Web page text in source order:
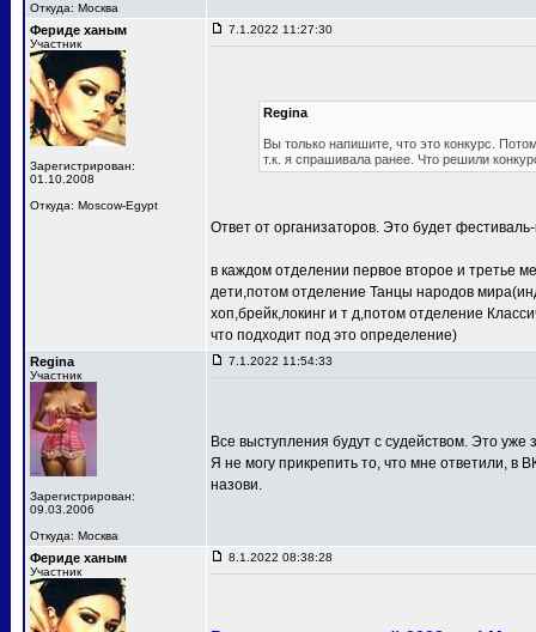
Откуда: Москва
Фериде ханым
Участник
Зарегистрирован:
01.10.2008
Откуда: Moscow-Egypt
7.1.2022 11:27:30
Regina
Вы только напишите, что это конкурс.
т.к. я спрашивала ранее. Что решили
Ответ от организаторов. Это будет фестиваль-
в каждом отделении первое второе и третье
дети,потом отделение Танцы народов
хоп,брейк,локинг и т д,потом отделение
что подходит под это определение)
Regina
Участник
Зарегистрирован:
09.03.2006
Откуда: Москва
7.1.2022 11:54:33
Все выступления будут с судейством. Это уже
Я не могу прикрепить то, что мне ответили, в
назови.
Фериде ханым
Участник
8.1.2022 08:38:28